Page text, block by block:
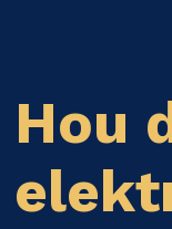
Hou